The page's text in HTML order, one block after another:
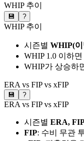
WHIP 추이
💾 ?
WHIP 추이
시즌별 WHIP(
WHIP 1.0 이하
WHIP가 상승하
ERA vs FIP vs xFIP
💾 ?
ERA vs FIP vs xFIP
시즌별 ERA,
FIP: 수비 무관